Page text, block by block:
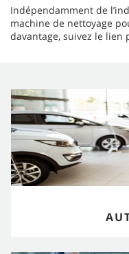
Indépendamment de
machine de nettoyage
davantage, suivez le lien